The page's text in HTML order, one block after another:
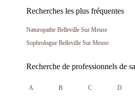
Recherches les plus fréquentes
Naturopathe Belleville Sur Meuse
Sophrologue Belleville Sur Meuse
Recherche de professionnels de
A B C D